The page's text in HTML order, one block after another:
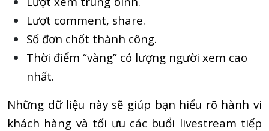
Lượt comment, share.
Số đơn chốt thành công.
Thời điểm “vàng” có lượng người xem cao
nhất.
Những dữ liệu này sẽ giúp bạn hiểu rõ hành vi
khách hàng và tối ưu các buổi livestream tiếp